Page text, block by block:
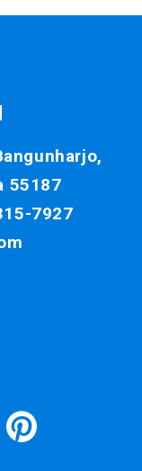
55187
7927